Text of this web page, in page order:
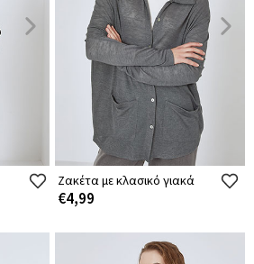
Ζακέτα με κλασικό γιακά
€4,99